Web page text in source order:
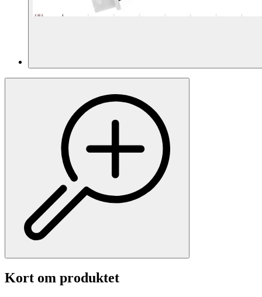
Kort om produktet